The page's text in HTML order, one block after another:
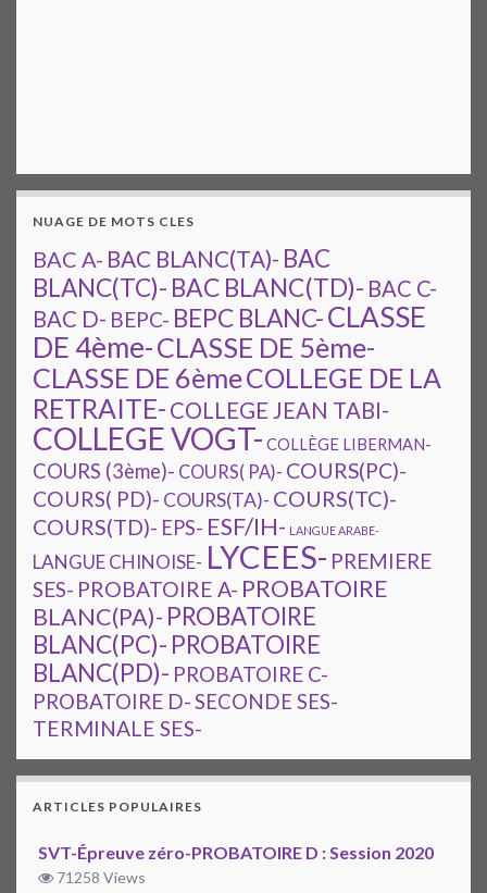
NUAGE DE MOTS CLES
BAC A- BAC BLANC(TA)- BAC
BLANC(TC)- BAC BLANC(TD)- BAC C-
BAC D- BEPC- BEPC BLANC-CLASSE
DE 4ème-CLASSE DE 5ème-
CLASSE DE 6èmeCOLLEGE DE LA
RETRAITE- COLLEGE JEAN TABI-
COLLEGE VOGT- COLLÈGE LIBERMAN-
COURS (3ème)- COURS( PA)- COURS(PC)-
COURS( PD)- COURS(TA)- COURS(TC)-
COURS(TD)- EPS- ESF/IH- LANGUE ARABE-
LANGUE CHINOISE- LYCEES- PREMIERE
SES- PROBATOIRE A- PROBATOIRE
BLANC(PA)- PROBATOIRE
BLANC(PC)- PROBATOIRE
BLANC(PD)- PROBATOIRE C-
PROBATOIRE D-SECONDE SES-
TERMINALE SES-
ARTICLES POPULAIRES
SVT-Épreuve zéro-PROBATOIRE D : Session 2020
71258 Views